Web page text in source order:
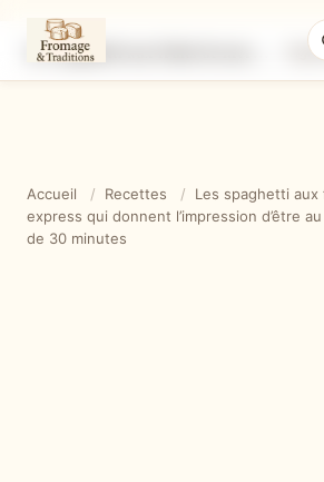
Accueil / Recettes /
Les spaghetti
express qui donnent l’impression d’être
de 30 minutes